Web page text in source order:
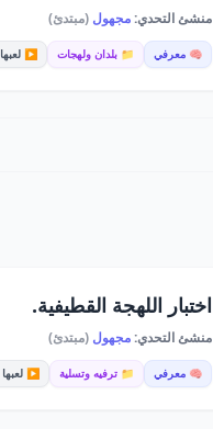
منشئ التحدي:مجهول (مبتدئ)
🧠 معرفي 📁 بلدان ولهجات ▶️ لعبها 58
اختبار اللهجة القطيفية.
منشئ التحدي:مجهول (مبتدئ)
🧠 معرفي 📁 ترفيه وتسلية ▶️ لعبها 476